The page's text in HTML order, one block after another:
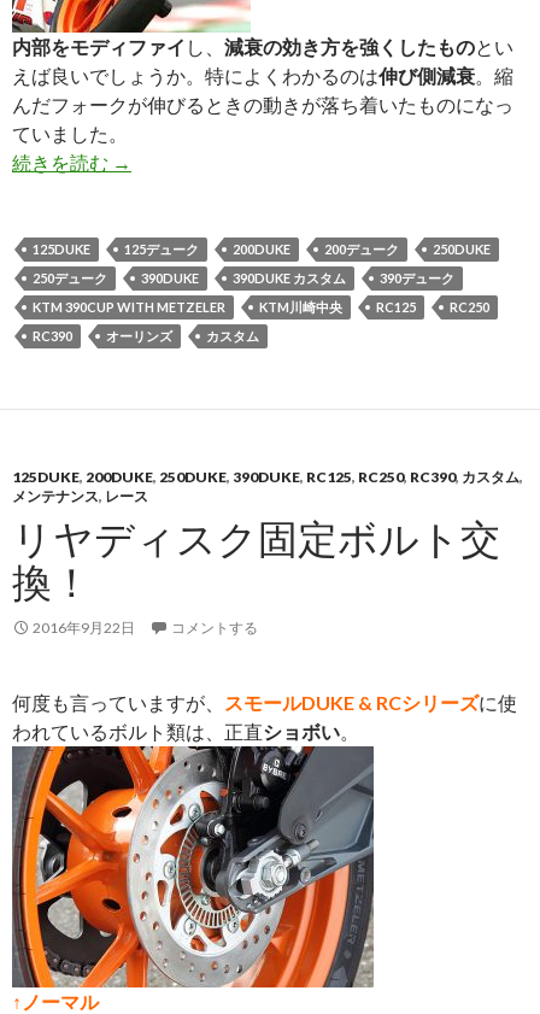
内部をモディファイ し、 減衰の効き方を強くしたものとい
えば良いでしょうか。特によくわかるのは伸び側減衰 。縮
んだフォークが伸びるときの動きが落ち着いたものになっ
ていました。
続きを読む フロントフォーク・モディファイ
→
125DUKE 125デューク 200DUKE 200デューク
250DUKE
250デューク
390DUKE 390DUKE カスタム
390デューク
KTM 390CUP WITH METZELER
KTM川崎中央 RC125
RC250
RC390
オーリンズ カスタム
125DUKE, 200DUKE, 250DUKE, 390DUKE, RC125, RC250, RC390, カスタム,
メンテナンス, レース
リヤディスク固定ボルト交
換！
2016年9月22日 コメントする
何度も言っていますが、 スモールDUKE & RCシリーズに使
われているボルト類は、正直ショボい
↑ノーマル